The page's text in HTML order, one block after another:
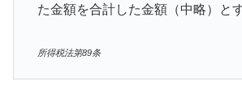
た金額を合計した金額（中略）とす
所得税法第89条